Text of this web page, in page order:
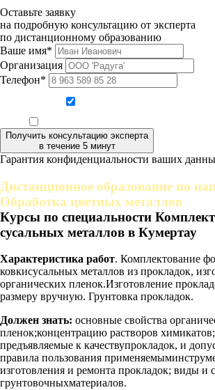
Оставьте заявку
на подробную консультацию от эксперта
по дистанционному образованию
Ваше имя*
Организация
Телефон*
Получить консультацию эксперта
в течение 5 минут
Гарантия конфиденциальности ваших
Дистанционное образование по
Обработка цветных металлов
Курсы по специальности
сусальных металлов в Кумертау
Характеристика работ. Комплектование
ковкисусальных металлов из прокладок,
органических пленок.Изготовление
размеру вручную. Грунтовка прокладок.
Должен знать: основные свойства
пленок;концентрацию растворов
предъявляемые к качествупрокладок, и
правила пользования
изготовления и ремонта прокладок; виды и
грунтовочныхматериалов.